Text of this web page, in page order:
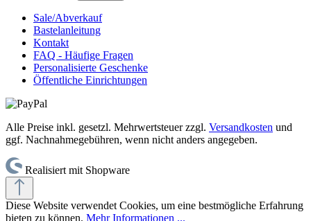
Sale/Abverkauf
Bastelanleitung
Kontakt
FAQ - Häufige Fragen
Personalisierte Geschenke
Öffentliche Einrichtungen
Alle Preise inkl. gesetzl. Mehrwertsteuer zzgl. Versandkosten und
ggf. Nachnahmegebühren, wenn nicht anders angegeben.
Realisiert mit Shopware
Diese Website verwendet Cookies, um eine bestmögliche Erfahrung
bieten zu können. Mehr Informationen ...